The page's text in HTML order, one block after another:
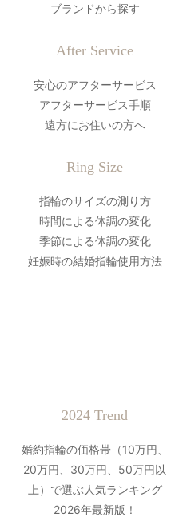
ブランドから探す
After Service
安心のアフターサービス
アフターサービス手順
遠方にお住いの方へ
Ring Size
指輪のサイズの測り方
時間による体調の変化
季節による体調の変化
妊娠時の結婚指輪使用方法
2024 Trend
婚約指輪の価格帯（10万円、
20万円、30万円、50万円以
上）で選ぶ人気ランキング
2026年最新版！